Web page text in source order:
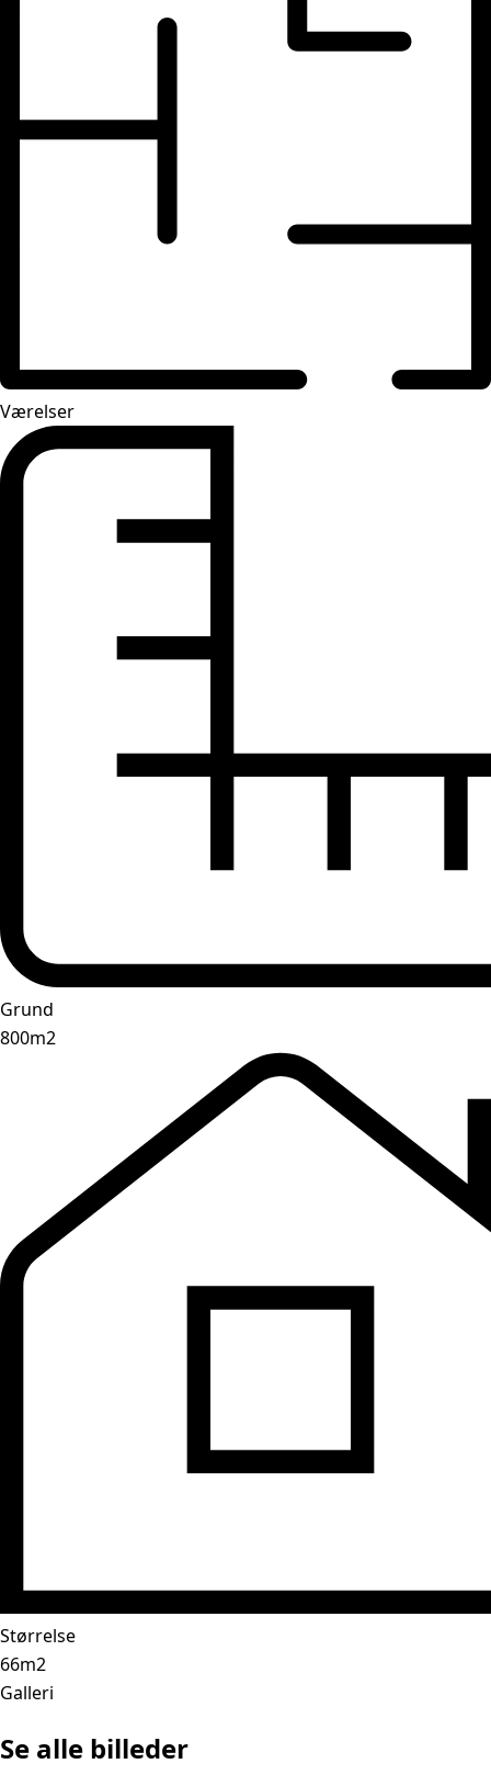
Værelser
Grund
800m2
Størrelse
66m2
Galleri
Se alle billeder